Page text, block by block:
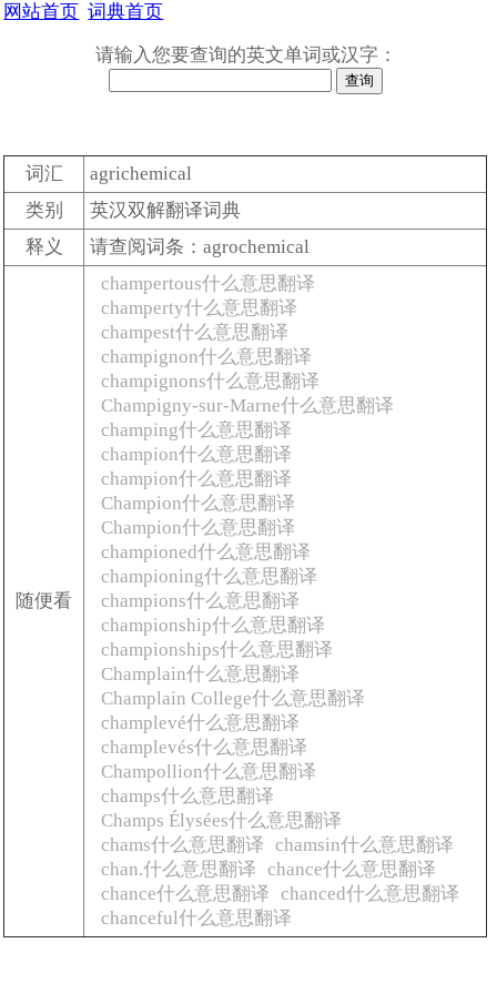
网站首页 词典首页
请输入您要查询的英文单词或汉字：
词汇
agrichemical
类别
英汉双解翻译词典
释义
请查阅词条：agrochemical
随便看
champertous什么意思翻译
champerty什么意思翻译
champest什么意思翻译
champignon什么意思翻译
champignons什么意思翻译
Champigny-sur-Marne什么意思翻译
champing什么意思翻译
champion什么意思翻译
champion什么意思翻译
Champion什么意思翻译
Champion什么意思翻译
championed什么意思翻译
championing什么意思翻译
champions什么意思翻译
championship什么意思翻译
championships什么意思翻译
Champlain什么意思翻译
Champlain College什么意思翻译
champlevé什么意思翻译
champlevés什么意思翻译
Champollion什么意思翻译
champs什么意思翻译
Champs Élysées什么意思翻译
chams什么意思翻译 chamsin什么意思翻译
chan.什么意思翻译 chance什么意思翻译
chance什么意思翻译 chanced什么意思翻译
chanceful什么意思翻译